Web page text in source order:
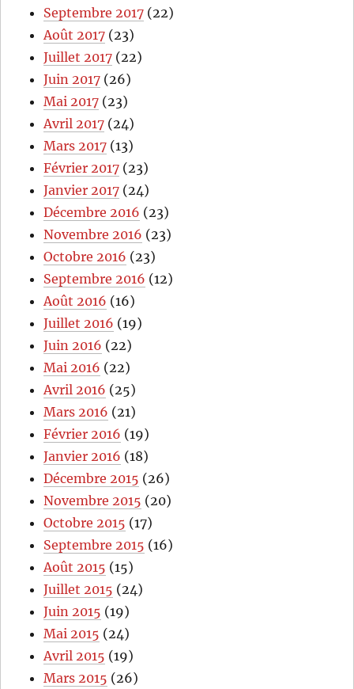
Septembre 2017 (22)
Août 2017 (23)
Juillet 2017 (22)
Juin 2017 (26)
Mai 2017 (23)
Avril 2017 (24)
Mars 2017 (13)
Février 2017 (23)
Janvier 2017 (24)
Décembre 2016 (23)
Novembre 2016 (23)
Octobre 2016 (23)
Septembre 2016 (12)
Août 2016 (16)
Juillet 2016 (19)
Juin 2016 (22)
Mai 2016 (22)
Avril 2016 (25)
Mars 2016 (21)
Février 2016 (19)
Janvier 2016 (18)
Décembre 2015 (26)
Novembre 2015 (20)
Octobre 2015 (17)
Septembre 2015 (16)
Août 2015 (15)
Juillet 2015 (24)
Juin 2015 (19)
Mai 2015 (24)
Avril 2015 (19)
Mars 2015 (26)